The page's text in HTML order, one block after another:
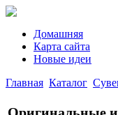
Домашняя
Карта сайта
Новые идеи
Главная Каталог